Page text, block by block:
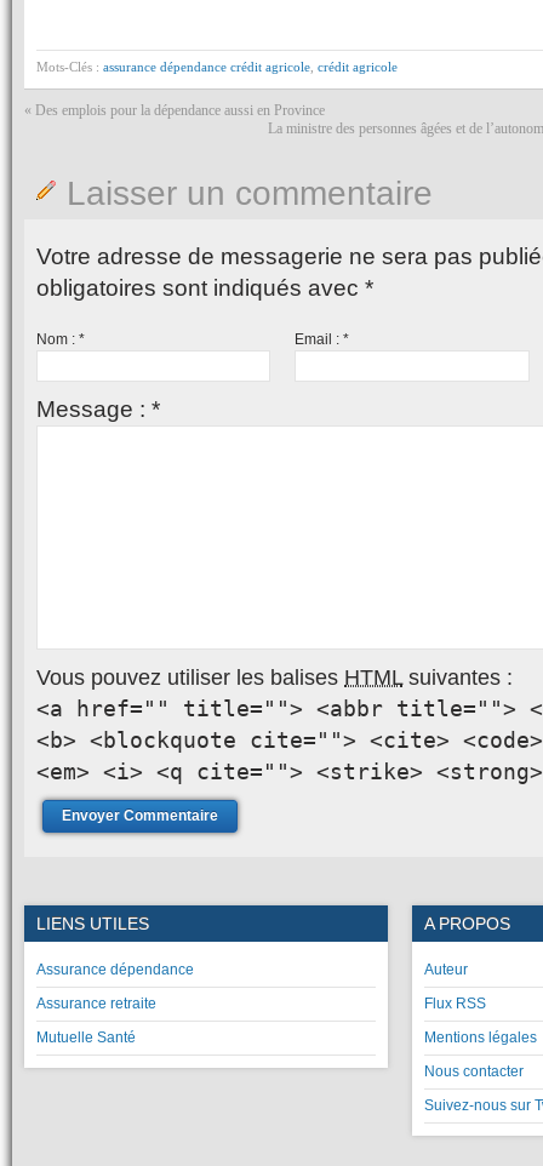
Mots-Clés : assurance dépendance crédit agricole crédit agricole
« Des emplois pour la dépendance aussi en Province
La ministre des personnes âgées et de
Laisser un commentaire
Votre adresse de messagerie ne sera pas
obligatoires sont indiqués avec *
Nom : * Email :*
Message : *
Vous pouvez utiliser les balises HTMLsuivantes :
<a href="" title=""> <abbr title="">
<b> <blockquote cite=""> <cite>
<em> <i> <q cite=""> <strike> <strong>
LIENS UTILES
Assurance dépendance
Assurance retraite
Mutuelle Santé
A PROPOS
Auteur
Flux RSS
Mentions légales
Nous contacter
Suivez-nous sur